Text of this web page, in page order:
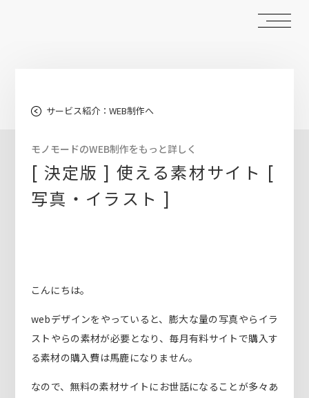
サービス紹介：WEB制作へ
モノモードのWEB制作をもっと詳しく
[ 決定版 ] 使える素材サイト [
写真・イラスト ]
こんにちは。
webデザインをやっていると、膨大な量の写真やらイラ
ストやらの素材が必要となり、毎月有料サイトで購入す
る素材の購入費は馬鹿になりません。
なので、無料の素材サイトにお世話になることが多々あ